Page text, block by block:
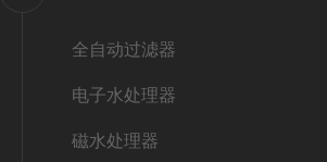
全自动过滤器
电子水处理器
磁水处理器